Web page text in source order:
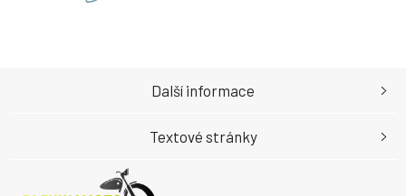
Další informace
Textové stránky